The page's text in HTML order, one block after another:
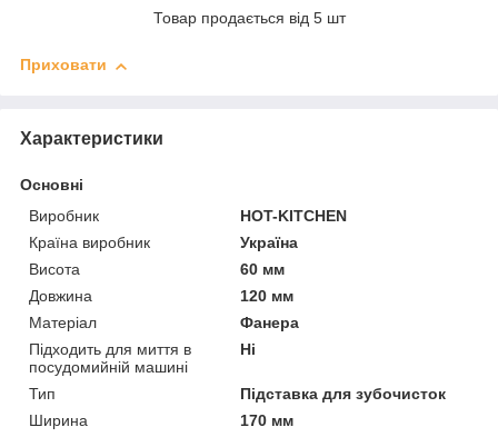
Товар продається від 5 шт
Приховати
Характеристики
Основні
Виробник
HOT-KITCHEN
Країна виробник
Україна
Висота
60 мм
Довжина
120 мм
Матеріал
Фанера
Підходить для миття в
посудомийній машині
Ні
Тип
Підставка для зубочисток
Ширина
170 мм